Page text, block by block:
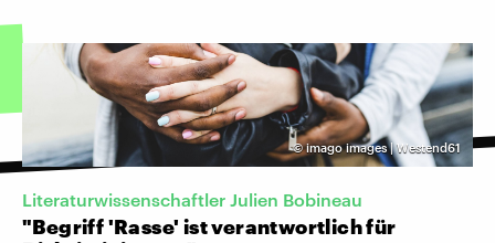
©imago images | Westend61
Literaturwissenschaftler Julien Bobineau
"Begriff 'Rasse' ist verantwortlich für